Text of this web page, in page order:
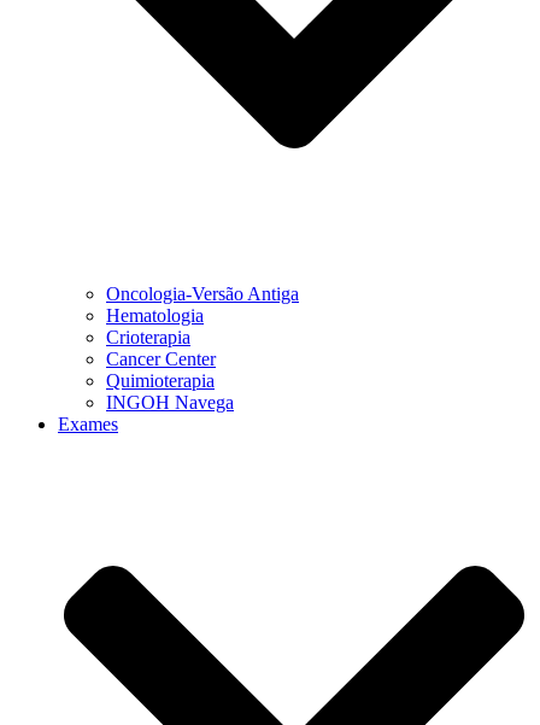
Oncologia-Versão Antiga
Hematologia
Crioterapia
Cancer Center
Quimioterapia
INGOH Navega
Exames